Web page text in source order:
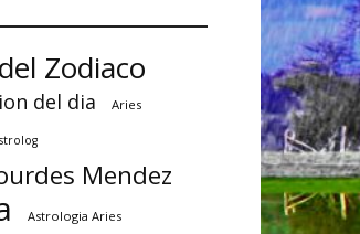
Zodiaco
del dia Aries
Mendez
Astrologia Aries